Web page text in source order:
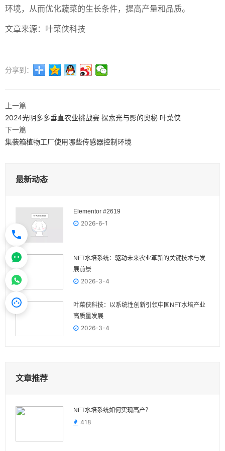
环境，从而优化蔬菜的生长条件，提高产量和品质。
文章来源：叶菜侠科技
分享到：
上一篇
2024光明多多垂直农业挑战赛 探索光与影的奥秘 叶菜侠
下一篇
集装箱植物工厂使用哪些传感器控制环境
最新动态
Elementor #2619
2026-6-1
NFT水培系统：驱动未来农业革新的关键技术与发
展前景
2026-3-4
叶菜侠科技：以系统性创新引领中国NFT水培产业
高质量发展
2026-3-4
文章推荐
NFT水培系统如何实现高产？
418